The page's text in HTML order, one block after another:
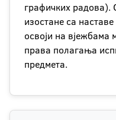
графичких радова).
изостане са
освоји на
права полагања
предмета.